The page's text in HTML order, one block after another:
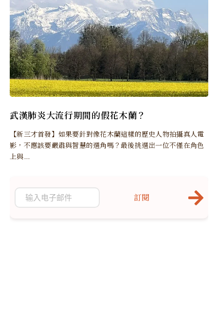
武漢肺炎大流行期間的假花木蘭？
【新三才首發】如果要針對像花木蘭這樣的歷史人物拍攝真人電
影，不應該要嚴肅與智慧的選角嗎？最後挑選出一位不僅在角色
上與...
訂閱